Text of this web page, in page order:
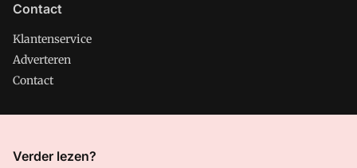
Contact
Klantenservice
Adverteren
Contact
CMweb is onderdeel van VMN media. Lees in
Verder lezen?